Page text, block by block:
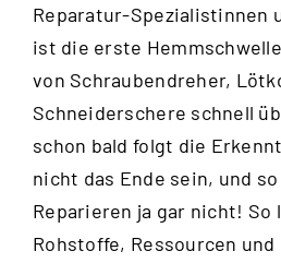
Reparatur-Spezialistinnen
ist die erste
von Schraubendreher,
Schneiderschere schnell
schon bald folgt die
nicht das Ende sein, und
Reparieren ja gar nicht! So
Rohstoffe, Ressourcen